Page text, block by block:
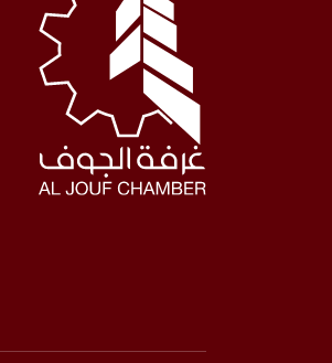
المركز الإعلامي
فعاليات الغرفة